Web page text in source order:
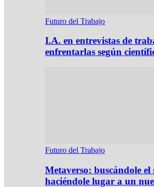
Futuro del Trabajo
I.A. en entrevistas de
enfrentarlas según
Futuro del Trabajo
Metaverso: buscándole el
haciéndole lugar a un